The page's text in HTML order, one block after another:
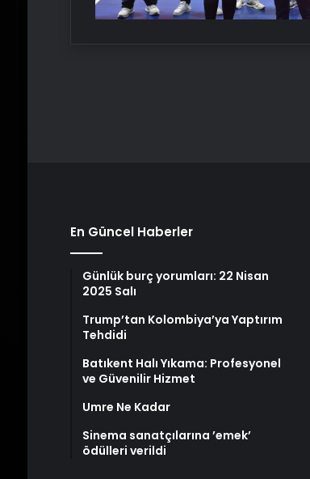
En Güncel Haberler
Günlük burç yorumları: 22 Nisan
2025 Salı
Trump’tan Kolombiya’ya Yaptırım
Tehdidi
Batıkent Halı Yıkama: Profesyonel
ve Güvenilir Hizmet
Umre Ne Kadar
Sinema sanatçılarına ’emek’
ödülleri verildi